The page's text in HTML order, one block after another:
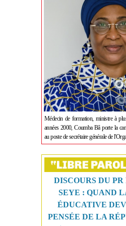
Médecin de formation, ministre à
années 2000, Coumba Bâ porte la
au poste de secrétaire générale de
DISCOURS DU PR
SEYE : QUAND
ÉDUCATIVE
PENSÉE DE LA